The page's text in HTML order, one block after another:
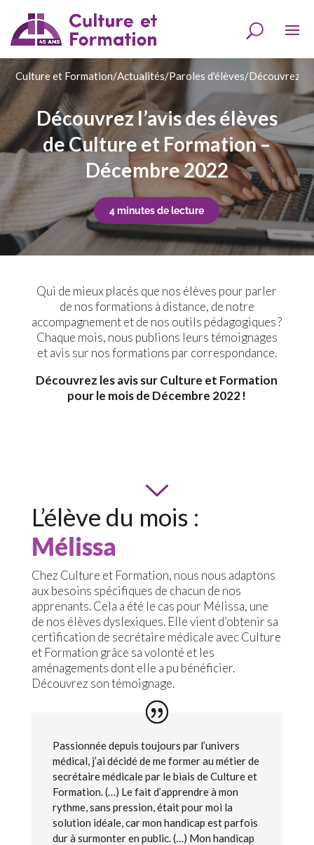
Culture et Formation/Actualités/Paroles d'élèves/Découvrez
Découvrez l’avis des élèves
de Culture et Formation –
Décembre 2022
4 minutes de lecture
Qui de mieux placés que nos élèves pour parler
de nos formations à distance, de notre
accompagnement et de nos outils pédagogiques ?
Chaque mois, nous publions leurs témoignages
et avis sur nos formations par correspondance.
Découvrez les avis sur Culture et Formation
pour le mois de Décembre 2022 !
L’élève du mois :
Mélissa
Chez Culture et Formation, nous nous adaptons
aux besoins spécifiques de chacun de nos
apprenants. Cela a été le cas pour Mélissa, une
de nos élèves dyslexiques. Elle vient d’obtenir sa
certification de secrétaire médicale avec Culture
et Formation grâce sa volonté et les
aménagements dont elle a pu bénéficier.
Découvrez son témoignage.
Passionnée depuis toujours par l’univers
médical, j’ai décidé de me former au métier de
secrétaire médicale par le biais de Culture et
Formation. (…) Le fait d’apprendre à mon
rythme, sans pression, était pour moi la
solution idéale, car mon handicap est parfois
dur à surmonter en public. (…) Mon handicap